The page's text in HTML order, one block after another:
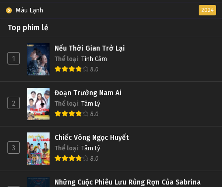
Máu Lạnh 2024
Top phim lẻ
1
Nếu Thời Gian Trở Lại
Thể loại: Tình Cảm
8.0
2
Đoạn Trường Nam Ai
Thể loại: Tâm Lý
8.0
3
Chiếc Vòng Ngọc Huyết
Thể loại: Tâm Lý
8.0
Những Cuộc Phiêu Lưu Rùng Rợn Của Sabrina